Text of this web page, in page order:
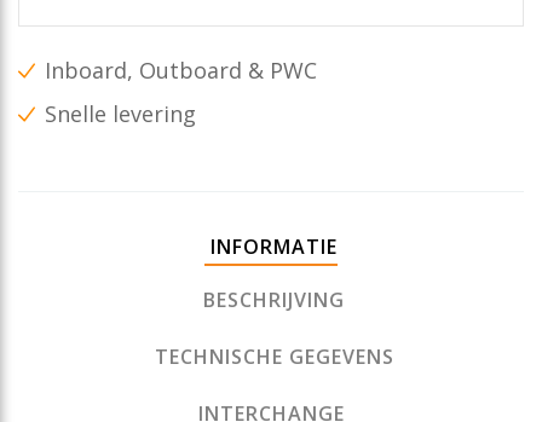
Inboard, Outboard & PWC
Snelle levering
INFORMATIE
BESCHRIJVING
TECHNISCHE GEGEVENS
INTERCHANGE